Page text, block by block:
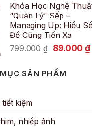
là:
2.499.000 ₫.
tại
là:
159.000 ₫.
Khóa Học Nghệ
“Quản Lý” Sếp –
Managing Up: Hiểu
Để Cùng Tiến Xa
799.000₫ Giá
là:
799.000 ₫.
89.000 ₫
SẢN PHẨM
kiệm
nhiếp ảnh